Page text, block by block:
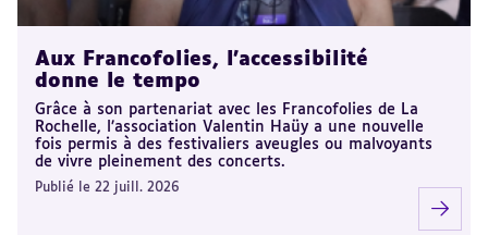
Aux Francofolies, l’accessibilité
donne le tempo
Grâce à son partenariat avec les Francofolies de La
Rochelle, l’association Valentin Haüy a une nouvelle
fois permis à des festivaliers aveugles ou malvoyants
de vivre pleinement des concerts.
Publié le 22 juill. 2026